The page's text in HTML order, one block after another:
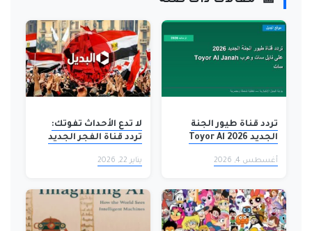
تردد قناة طيور الجنة
الجديد 2026 Toyor Al
وعرب سات
أغسطس 4, 2026
لا تدع الأحداث تفوتك:
تردد قناة الفجر الجديد
تركية آسرة تجتاح
يناير 22, 2026